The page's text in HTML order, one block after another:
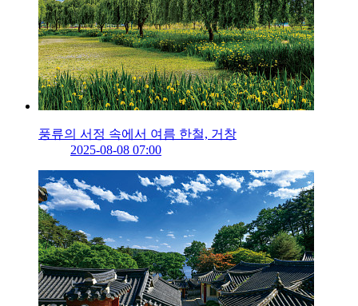
풍류의 서정 속에서 여름 한철, 거창
2025-08-08 07:00